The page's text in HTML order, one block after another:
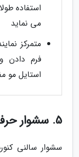
استفاده
می نماید
متمرکز
فرم دادن
استایل مو
5. سشوار حرفه ای کنورث مدل KW-9030